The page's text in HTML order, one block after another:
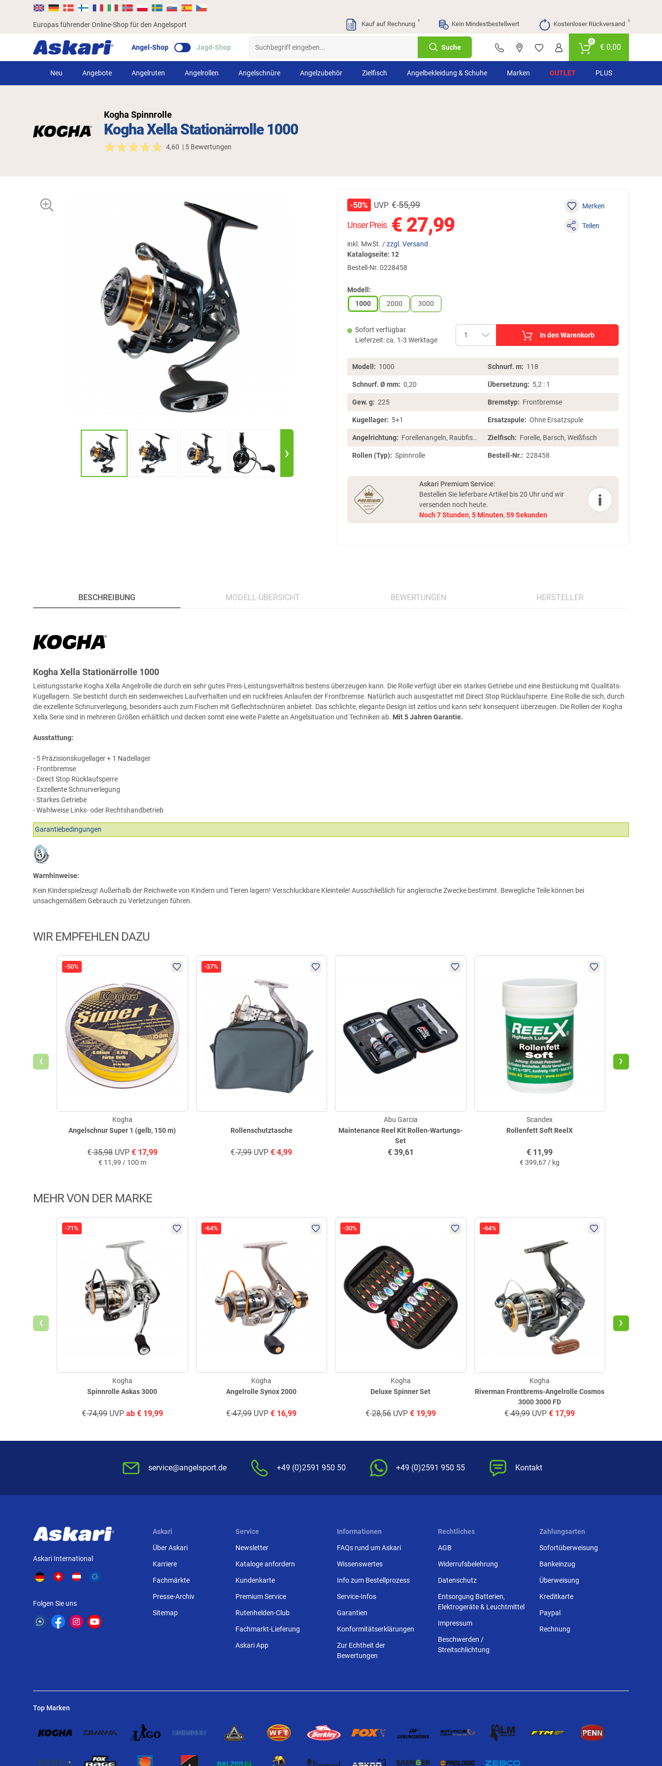
Europas führender Online-Shop für den Angelsport Kauf auf Rechnung ¹ Kein Mindestbestellwert Kostenloser Rückversand ⁵
Angel-Shop Jagd-Shop Suche
0
€0,00
Neu Angebote Angelruten Angelrollen Angelschnüre Angelzubehör Zielfisch Angelbekleidung & Schuhe Marken OUTLET PLUS
Kogha Xella Stationärrolle 1000
Kogha Spinnrolle
4,60 | 5 Bewertungen
›
Unser Preis € 27,99
inkl. MwSt. /zzgl. Versand
-50% UVP €55,99
Katalogseite: 12
Bestell-Nr. 0228458
Merken
Teilen
Modell:
1000
2000 3000
Sofort verfügbar
Lieferzeit: ca. 1-3 Werktage
In den Warenkorb
Modell: 1000 Schnurf. m: 118
Schnurf. Ø mm: 0,20 Übersetzung: 5,2 : 1
Gew. g: 225 Bremstyp: Frontbremse
Kugellager: 5+1 Ersatzspule: Ohne Ersatzspule
Angelrichtung: Forellenangeln, Raubfischangeln, Friedfischangeln Zielfisch: Forelle, Barsch, Weißfisch
Rollen (Typ): Spinnrolle Bestell-Nr.: 228458
Askari Premium Service:
Bestellen Sie lieferbare Artikel bis 20 Uhr und wir
versenden noch heute.
Noch 7Stunden, 5 Minuten, 58Sekunden
i
BESCHREIBUNG MODELL-ÜBERSICHT BEWERTUNGEN HERSTELLER
Kogha Xella Stationärrolle 1000
Leistungsstarke Kogha Xella Angelrolle die durch ein sehr gutes Preis-Leistungsverhältnis bestens überzeugen kann. Die Rolle verfügt über ein starkes Getriebe und eine Bestückung mit Qualitäts-
Kugellagern. Sie besticht durch ein seidenweiches Laufverhalten und ein ruckfreies Anlaufen der Frontbremse. Natürlich auch ausgestattet mit Direct Stop Rücklaufsperre. Eine Rolle die sich, durch
die exzellente Schnurverlegung, besonders auch zum Fischen mit Geflechtschnüren anbietet. Das schlichte, elegante Design ist zeitlos und kann sehr konsequent überzeugen. Die Rollen der Kogha
Xella Serie sind in mehreren Größen erhältlich und decken somit eine weite Palette an Angelsituation und Techniken ab. Mit 5 Jahren Garantie.
Ausstattung:
- 5 Präzisionskugellager + 1 Nadellager
- Frontbremse
- Direct Stop Rücklaufsperre
- Exzellente Schnurverlegung
- Starkes Getriebe
- Wahlweise Links- oder Rechtshandbetrieb
Garantiebedingungen
Warnhinweise:
Kein Kinderspielzeug! Außerhalb der Reichweite von Kindern und Tieren lagern! Verschluckbare Kleinteile! Ausschließlich für anglerische Zwecke bestimmt. Bewegliche Teile können bei
unsachgemäßem Gebrauch zu Verletzungen führen.
WIR EMPFEHLEN DAZU
-50%
Angelschnur Super 1 (gelb, 150 m)
Kogha
€35,98UVP €17,99
€ 11,99 / 100 m
-37%
Rollenschutztasche
€7,99UVP € 4,99
Maintenance Reel Kit Rollen-Wartungs-
Set
Abu Garcia
€39,61
Rollenfett Soft ReelX
Scandex
€ 11,99
€ 399,67 / kg
‹ ›
MEHR VON DER MARKE
-71%
Spinnrolle Askas 3000
Kogha
€74,99UVP ab €19,99
-64%
Angelrolle Synox 2000
Kogha
€47,99UVP € 16,99
-30%
Deluxe Spinner Set
Kogha
€28,56UVP €19,99
-64%
Riverman Frontbrems-Angelrolle Cosmos
3000 3000 FD
Kogha
€49,99UVP € 17,99
‹ ›
service@angelsport.de +49 (0)2591 950 50 +49 (0)2591 950 55 Kontakt
Askari International
Folgen Sie uns
Askari
Über Askari
Karriere
Fachmärkte
Presse-Archiv
Sitemap
Service
Newsletter
Kataloge anfordern
Kundenkarte
Premium Service
Rutenhelden-Club
Fachmarkt-Lieferung
Askari App
Informationen
FAQs rund um Askari
Wissenswertes
Info zum Bestellprozess
Service-Infos
Garantien
Konformitätserklärungen
Zur Echtheit der
Bewertungen
Rechtliches
AGB
Widerrufsbelehrung
Datenschutz
Entsorgung Batterien,
Elektrogeräte & Leuchtmittel
Impressum
Beschwerden /
Streitschlichtung
Zahlungsarten
Sofortüberweisung
Bankeinzug
Überweisung
Kreditkarte
Paypal
Rechnung
Top Marken